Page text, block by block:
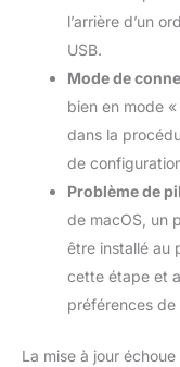
l’arrière d’un
USB.
Mode de
bien en mode
dans la
de
Problème de
de macOS, un
être installé au
cette étape et
préférences
La mise à jour